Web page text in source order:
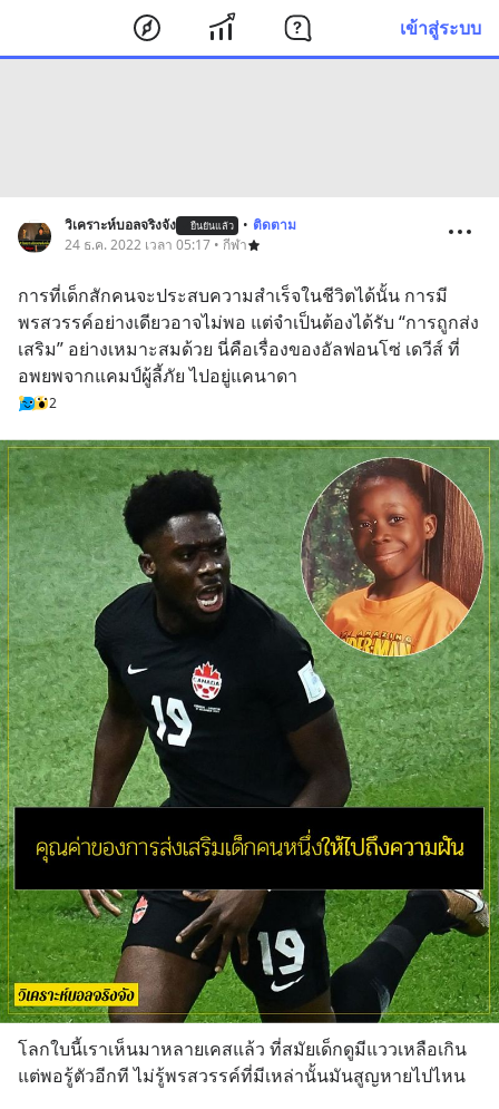
เข้าสู่ระบบ
วิเคราะห์บอลจริงจัง ยืนยันแล้ว • ติดตาม
24 ธ.ค. 2022 เวลา 05:17 • กีฬา
การที่เด็กสักคนจะประสบความสำเร็จในชีวิตได้นั้น การมี
พรสวรรค์อย่างเดียวอาจไม่พอ แต่จำเป็นต้องได้รับ “การถูกส่ง
เสริม” อย่างเหมาะสมด้วย นี่คือเรื่องของอัลฟอนโซ่ เดวีส์ ที่
อพยพจากแคมป์ผู้ลี้ภัย ไปอยู่แคนาดา
2
โลกใบนี้เราเห็นมาหลายเคสแล้ว ที่สมัยเด็กดูมีแววเหลือเกิน
แต่พอรู้ตัวอีกที ไม่รู้พรสวรรค์ที่มีเหล่านั้นมันสูญหายไปไหน